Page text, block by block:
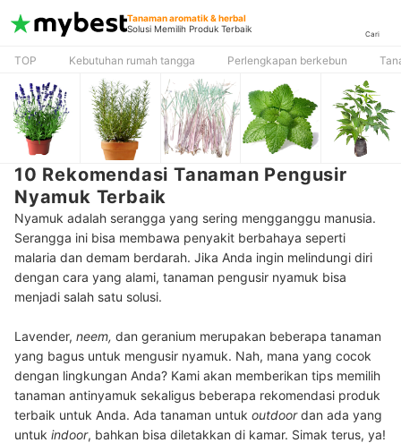
Tanaman aromatik & herbal
Solusi Memilih Produk Terbaik
Cari
TOP Kebutuhan rumah tangga Perlengkapan berkebun
10 Rekomendasi Tanaman Pengusir
Nyamuk Terbaik
Nyamuk adalah serangga yang sering mengganggu manusia.
Serangga ini bisa membawa penyakit berbahaya seperti
malaria dan demam berdarah. Jika Anda ingin melindungi diri
dengan cara yang alami, tanaman pengusir nyamuk bisa
menjadi salah satu solusi.
Lavender, neem, dan geranium merupakan beberapa tanaman
yang bagus untuk mengusir nyamuk. Nah, mana yang cocok
dengan lingkungan Anda? Kami akan memberikan tips memilih
tanaman antinyamuk sekaligus beberapa rekomendasi produk
terbaik untuk Anda. Ada tanaman untuk outdoordan ada yang
untuk indoor, bahkan bisa diletakkan di kamar. Simak terus, ya!